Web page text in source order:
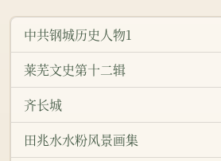
中共钢城历史人物1
莱芜文史第十二辑
齐长城
田兆水水粉风景画集